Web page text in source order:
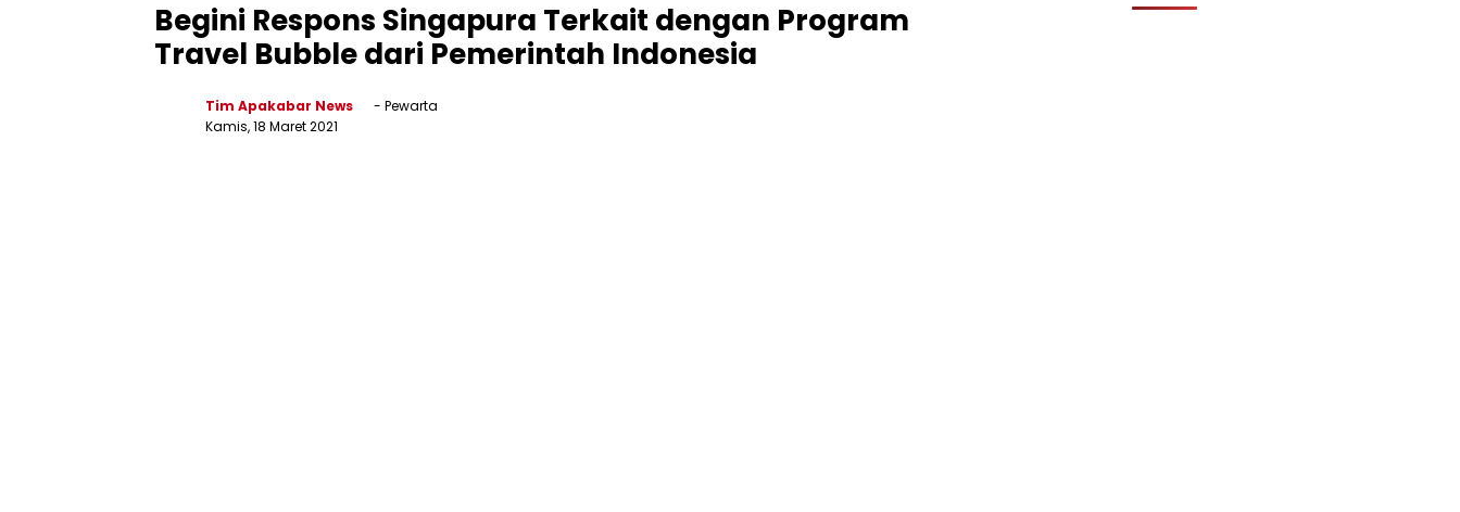
Begini Respons Singapura Terkait dengan Program
Travel Bubble dari Pemerintah Indonesia
Tim Apakabar News
- Pewarta
Kamis, 18 Maret 2021